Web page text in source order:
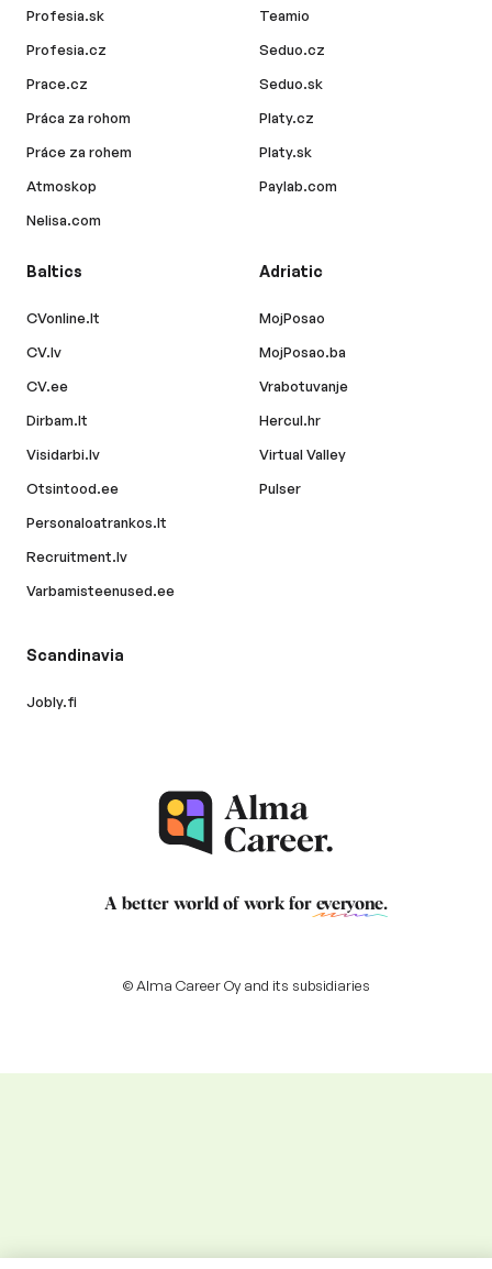
Profesia.sk
Profesia.cz
Prace.cz
Práca za rohom
Práce za rohem
Atmoskop
Nelisa.com
Teamio
Seduo.cz
Seduo.sk
Platy.cz
Platy.sk
Paylab.com
Baltics
CVonline.lt
CV.lv
CV.ee
Dirbam.lt
Visidarbi.lv
Otsintood.ee
Personaloatrankos.lt
Recruitment.lv
Varbamisteenused.ee
Adriatic
MojPosao
MojPosao.ba
Vrabotuvanje
Hercul.hr
Virtual Valley
Pulser
Scandinavia
Jobly.fi
A better world of work for everyone.
© Alma Career Oy and its subsidiaries